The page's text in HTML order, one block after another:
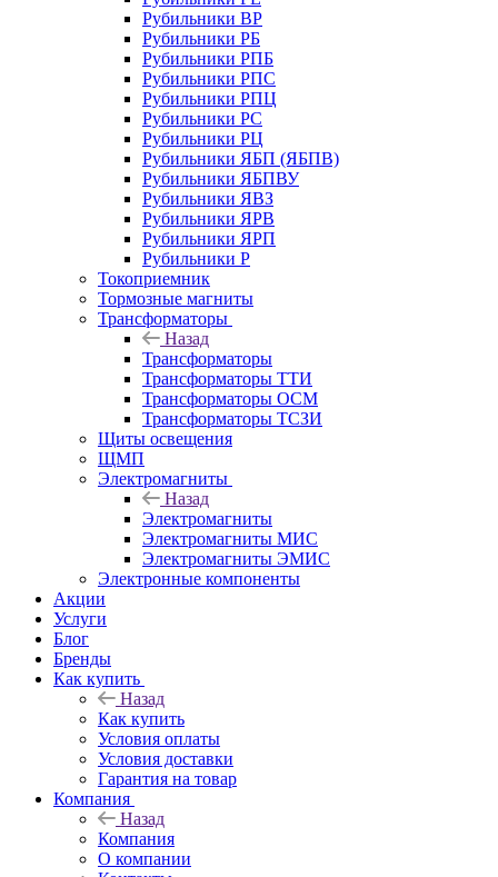
Рубильники ВР
Рубильники РБ
Рубильники РПБ
Рубильники РПС
Рубильники РПЦ
Рубильники РС
Рубильники РЦ
Рубильники ЯБП (ЯБПВ)
Рубильники ЯБПВУ
Рубильники ЯВЗ
Рубильники ЯРВ
Рубильники ЯРП
Рубильники Р
Токоприемник
Тормозные магниты
Трансформаторы
Назад
Трансформаторы
Трансформаторы ТТИ
Трансформаторы ОСМ
Трансформаторы ТСЗИ
Щиты освещения
ЩМП
Электромагниты
Назад
Электромагниты
Электромагниты МИС
Электромагниты ЭМИС
Электронные компоненты
Акции
Услуги
Блог
Бренды
Как купить
Назад
Как купить
Условия оплаты
Условия доставки
Гарантия на товар
Компания
Назад
Компания
О компании